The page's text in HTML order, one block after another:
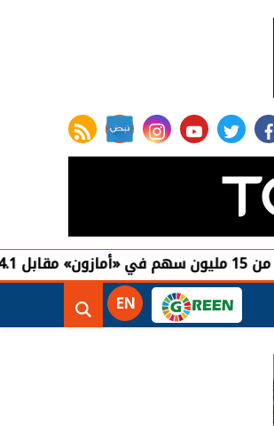
facebook
twitter
youtube
instagram
rss feed
EN